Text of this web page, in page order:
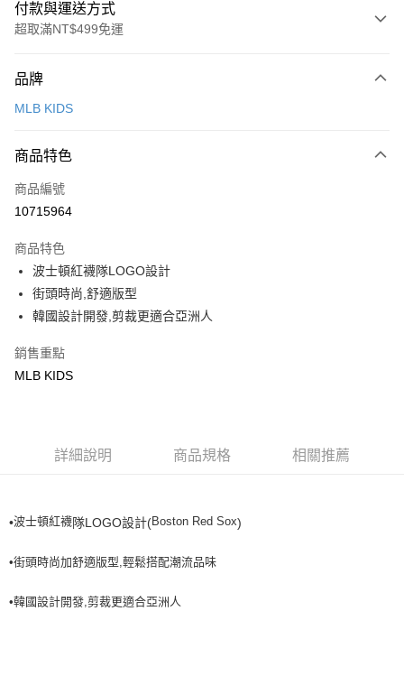
付款與運送方式
超取滿NT$499免運
信用卡一次付款
LINE Pay
Apple Pay
悠遊付
運送方式
每筆NT$60，滿NT$499(含以上)免運費
7-11取貨付款<未取貨列黑名單/不支援離島取退>
每筆NT$60，滿NT$499(含以上)免運費
宅配滿699免運
品牌
MLB KIDS
商品特色
商品編號
10715964
商品特色
波士頓紅襪隊LOGO設計
街頭時尚,舒適版型
韓國設計開發,剪裁更適合亞洲人
銷售重點
MLB KIDS
詳細說明 商品規格 相關推薦
•波士頓紅襪隊LOGO設計(Boston Red Sox)
•街頭時尚加舒適版型,輕鬆搭配潮流品味
•韓國設計開發,剪裁更適合亞洲人